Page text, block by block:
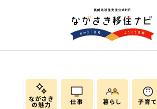
ながさき
の魅力
仕事 暮らし 子育て